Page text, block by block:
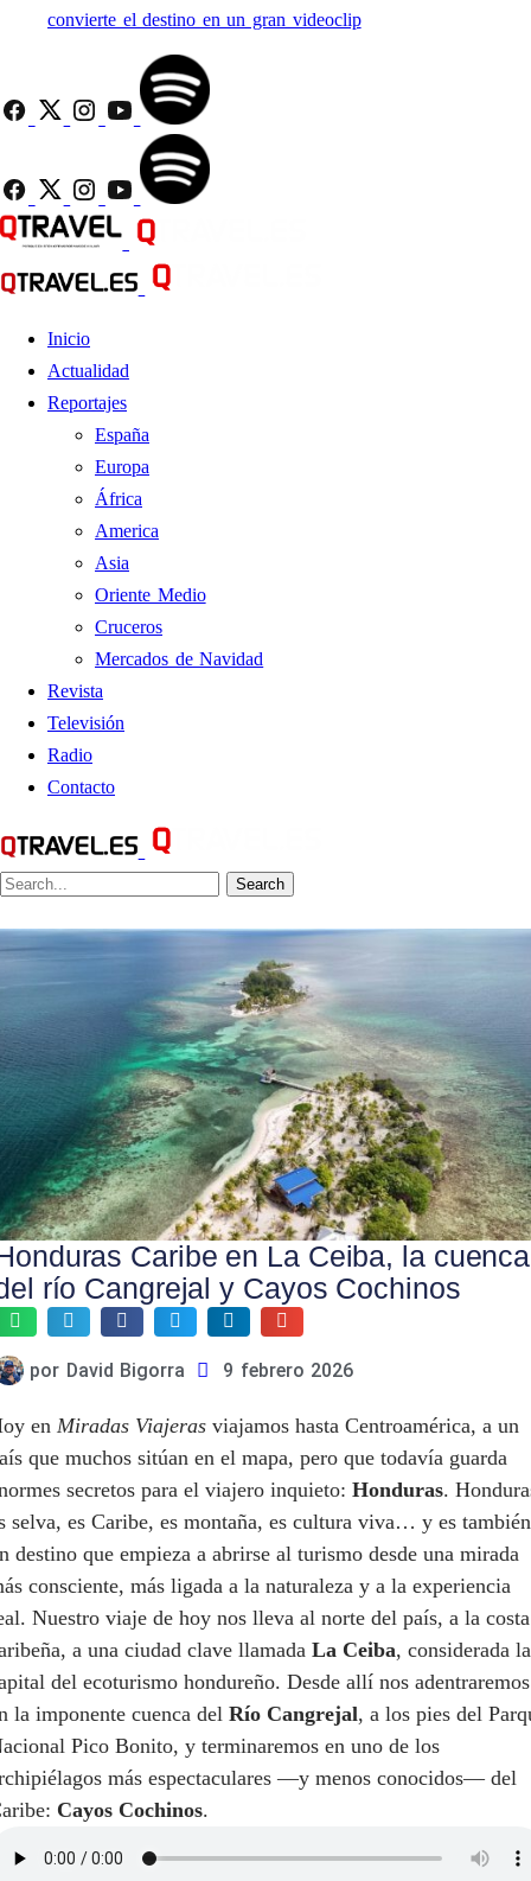
convierte el destino en un gran videoclip
Inicio
Actualidad
Reportajes
España
Europa
África
America
Asia
Oriente Medio
Cruceros
Mercados de Navidad
Revista
Televisión
Radio
Contacto
Search
Caribe en La Ceiba, la cuenca
río Cangrejal y Cayos Cochinos
por David Bigorra 9 febrero 2026
en Miradas Viajeras viajamos hasta Centroamérica, a un
que muchos sitúan en el mapa, pero que todavía guarda
secretos para el viajero inquieto: Honduras.
selva, es Caribe, es montaña, es cultura viva… y es también
destino que empieza a abrirse al turismo desde una mirada
consciente, más ligada a la naturaleza y a la experiencia
Nuestro viaje de hoy nos lleva al norte del país, a la costa
a una ciudad clave llamada La Ceiba, considerada la
del ecoturismo hondureño. Desde allí nos adentraremos
la imponente cuenca del Río Cangrejal, a los pies del
Pico Bonito, y terminaremos en uno de los
más espectaculares —y menos conocidos— del
Cayos Cochinos.